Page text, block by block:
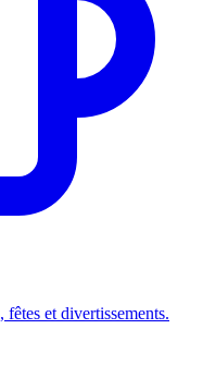
et divertissements.